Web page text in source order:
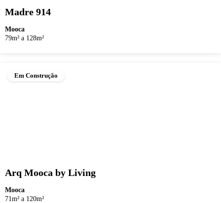
Madre 914
Mooca
79m² a 128m²
Em Construção
Arq Mooca by Living
Mooca
71m² a 120m²